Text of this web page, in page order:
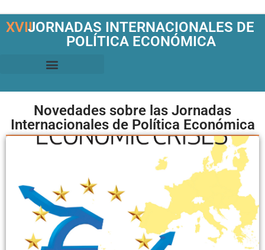
XVIIJORNADAS INTERNACIONALES DE
POLÍTICA ECONÓMICA
Novedades sobre las Jornadas
Internacionales de Política Económica